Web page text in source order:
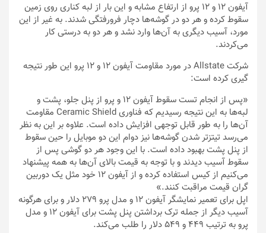
آیفون ۱۲ و ۱۲ پرو از ارتفاع مشابه و این بار از لبه کناری روی زمین
سقوط کرده و هر دو در گوشه‌ها دچار فرورفتگی شدند. به غیر از این
مورد، آسیب دیگری به آن‌ها وارد نشد و هر دو به درستی کار
می‌کردند.
شرکت Allstate در مورد مقاومت آیفون ۱۲ و ۱۲ پرو این طور نتیجه
گیری کرده است:
«پس از انجام تست سقوط آیفون ۱۲ و پرو از پنل جلو، پشت و
لبه‌ها به این نتیجه رسیدیم که فناوری Ceramic Shield مقاومت
آن‌ها را به طور قابل توجهی افزایش داده است. علاوه بر این به نظر
می‌رسد تیتزتر شدن گوشه‌ها نیز دوام این دو موبایل را حین سقوط
از پنل پشت بهبود داده است. با این وجود هر دو گوشی پس از
سقوط آسیب دیدند و با توجه به قیمت بالای آن‌ها به همه پیشنهاد
می‌کنیم از کیس استفاده کرده و از آیفون ۱۲ خود مثل یک دوربین
گران قیمت مراقبت کنند.»
اپل برای تعمیر نمایشگر آیفون ۱۲ و مدل پرو ۲۷۹ دلار و برای هرگونه
آسیب دیگر از جمله ترک برداشتن پنل پشت برای آیفون ۱۲ و مدل
پرو به ترتیب ۴۴۹ و ۵۴۹ دلار را طلب می‌کند.